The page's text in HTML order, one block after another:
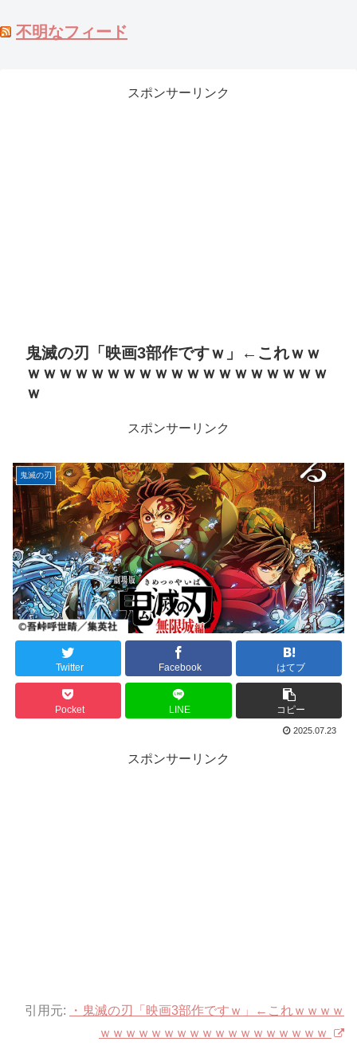
不明なフィード
スポンサーリンク
鬼滅の刃「映画3部作ですｗ」←これｗｗ
ｗｗｗｗｗｗｗｗｗｗｗｗｗｗｗｗｗｗｗ
ｗ
スポンサーリンク
鬼滅の刃
Twitter Facebook はてブ
Pocket LINE コピー
2025.07.23
スポンサーリンク
引用元:
・鬼滅の刃「映画3部作ですｗ」←これｗｗｗｗ
ｗｗｗｗｗｗｗｗｗｗｗｗｗｗｗｗｗｗ